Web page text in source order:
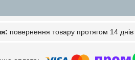
повернення товару протягом 14 днів